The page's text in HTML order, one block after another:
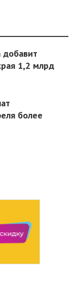
1,2 млрд
более